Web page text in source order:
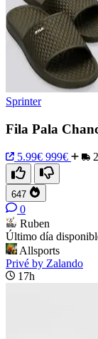
Sprinter
Fila Pala
5.99€ 999€
647
0
Ruben
Último día
Allsports
Privé by Zalando
17h